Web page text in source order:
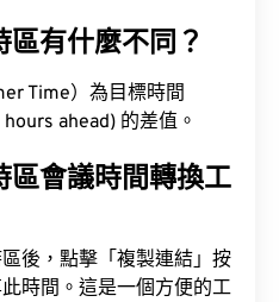
有什麼不同？
Time）為目標時間
ahead) 的差值。
區會議時間轉換工
後，點擊「複製連結」按
時間。這是一個方便的工